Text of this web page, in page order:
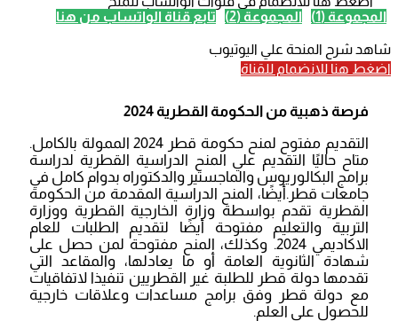
المجموعة (1)
المجموعة (2) تابع قناة الواتساب من هنا
شاهد شرح المنحة علي اليوتيوب
اضغط هنا للانضمام للقناة
فرصة ذهبية من الحكومة القطرية 2024
التقديم مفتوح لمنح حكومة قطر 2024 الممولة بالكامل.
متاح حاليًا التقديم علي المنح الدراسية القطرية لدراسة
برامج البكالوريوس والماجستير والدكتوراه بدوام كامل في
جامعات قطر.أيضًا، المنح الدراسية المقدمة من الحكومة
القطرية تقدم بواسطة وزارة الخارجية القطرية ووزارة
التربية والتعليم مفتوحة أيضًا لتقديم الطلبات للعام
الاكاديمي 2024. وكذلك، المنح مفتوحة لمن حصل على
شهادة الثانوية العامة أو ما يعادلها، والمقاعد التي
تقدمها دولة قطر للطلبة غير القطريين تنفيذا لاتفاقيات
مع دولة قطر وفق برامج مساعدات وعلاقات خارجية
للحصول على العلم.